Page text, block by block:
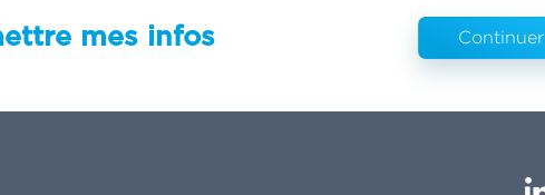
mes infos Continuer